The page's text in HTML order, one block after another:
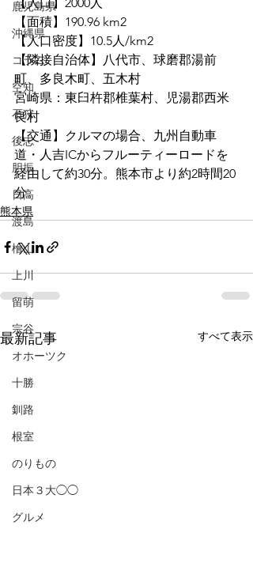
鹿児島県
沖縄県
コラム
空知
石狩
後志
胆振
日高
渡島
檜山
上川
留萌
宗谷
オホーツク
十勝
釧路
根室
のりもの
日本３大◯◯
グルメ
【面積】190.96 km2
【人口密度】10.5人/km2
【隣接自治体】八代市、球磨郡湯前
町、多良木町、五木村
宮崎県：東臼杵郡椎葉村、児湯郡西米
良村
【交通】クルマの場合、九州自動車
道・人吉ICからフルーティーロードを
経由して約30分。熊本市より約2時間20
分。
熊本県
最新記事 すべて表示